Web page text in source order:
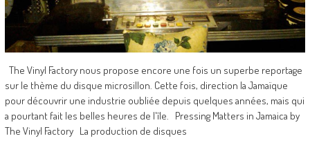
The Vinyl Factory nous propose encore une fois un superbe reportage
sur le thème du disque microsillon. Cette fois, direction la Jamaïque
pour découvrir une industrie oubliée depuis quelques années, mais qui
a pourtant fait les belles heures de l'île. Pressing Matters in Jamaica by
The Vinyl Factory La production de disques